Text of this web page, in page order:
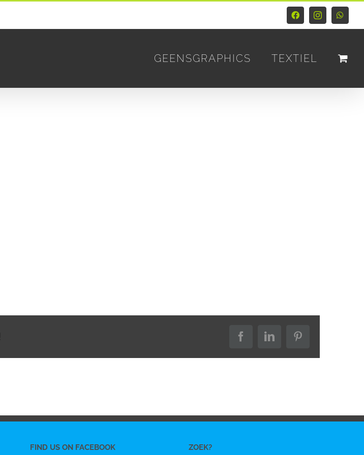
FacebookInstagram
GEENSGRAPHICS TEXTIEL
FacebookLinkedInPinterest
FIND US ON FACEBOOK ZOEK?